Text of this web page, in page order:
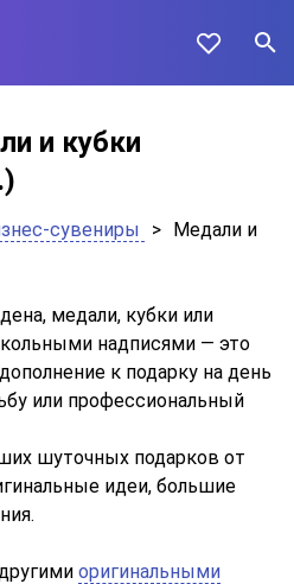
и кубки
сувениры > Медали и
медали, кубки или
надписями — это
к подарку на день
или профессиональный
шуточных подарков от
идеи, большие
оригинальными